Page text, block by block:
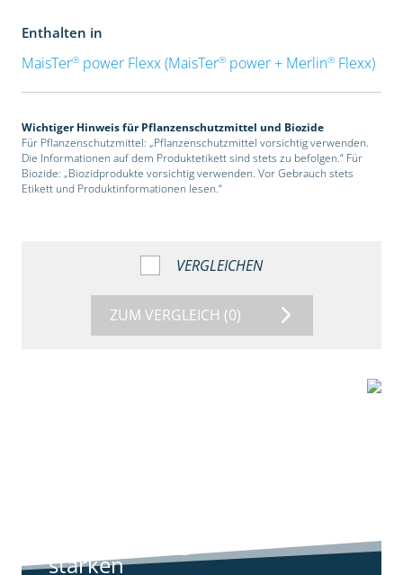
Enthalten in
MaisTer®power Flexx (MaisTer®power + Merlin®Flexx)
Wichtiger Hinweis für Pflanzenschutzmittel und Biozide
Für Pflanzenschutzmittel: „Pflanzenschutzmittel vorsichtig verwenden.
Die Informationen auf dem Produktetikett sind stets zu befolgen.“ Für
Biozide: „Biozidprodukte vorsichtig verwenden. Vor Gebrauch stets
Etikett und Produktinformationen lesen.“
VERGLEICHEN
ZUM VERGLEICH (0)
starken